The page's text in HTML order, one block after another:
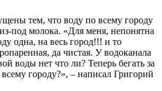
тем, что воду по всему городу
под молока. «Для меня, непонятна
одна, на весь город!!! и то
да чистая. У водоканала
воды нет что ли? Теперь бегать за
городу?», – написал Григорий